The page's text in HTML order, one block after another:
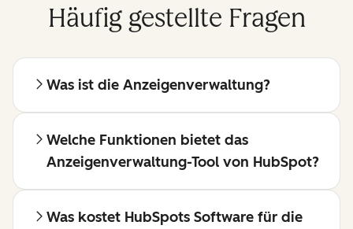
Häufig gestellte Fragen
Was ist die Anzeigenverwaltung?
Welche Funktionen bietet das
Anzeigenverwaltung-Tool von HubSpot?
Was kostet HubSpots Software für die